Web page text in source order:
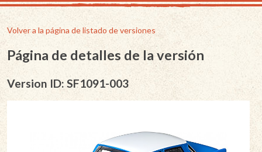
Volver a la página de listado de versiones
Página de detalles de la versión
Version ID: SF1091-003